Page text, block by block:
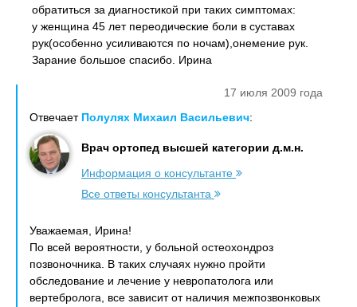
обратиться за диагностикой при таких симптомах:
у женщина 45 лет переодические боли в суставах
рук(особенно усиливаются по ночам),онемение рук.
Зарание большое спасибо. Ирина
17 июля 2009 года
Отвечает Полулях Михаил Васильевич:
Врач ортопед высшей категории д.м.н.
Информация о консультанте
Все ответы консультанта
Уважаемая, Ирина!
По всей вероятности, у больной остеохондроз
позвоночника. В таких случаях нужно пройти
обследование и лечение у невропатолога или
вертебролога, все зависит от наличия межпозвонковых